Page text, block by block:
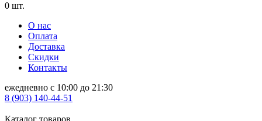
0 шт.
О нас
Оплата
Доставка
Скидки
Контакты
ежедневно с 10:00 до 21:30
8 (903) 140-44-51
Каталог товаров